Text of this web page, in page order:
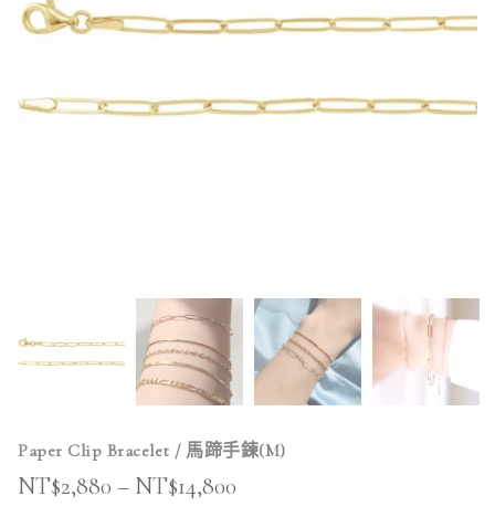
Paper Clip Bracelet / 馬蹄手鍊(M)
NT$2,880 – NT$14,800